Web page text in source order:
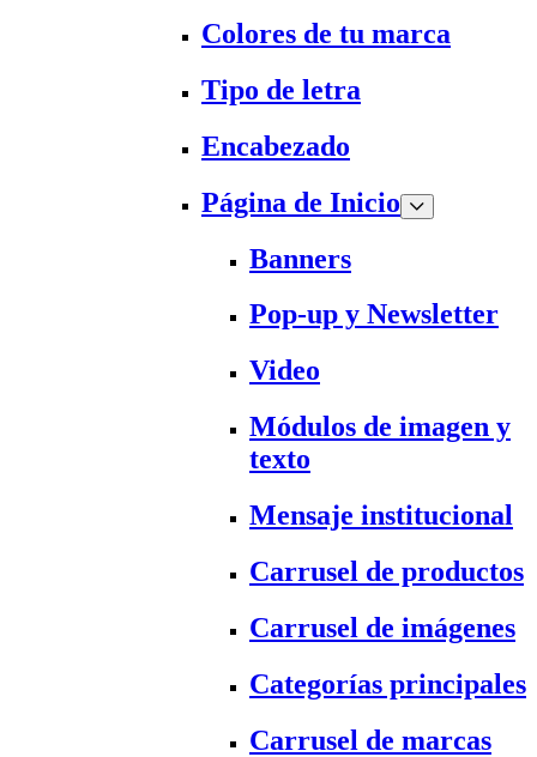
Colores de tu marca
Tipo de letra
Encabezado
Página de Inicio
Banners
Pop-up y Newsletter
Video
Módulos de imagen y
texto
Mensaje institucional
Carrusel de productos
Carrusel de imágenes
Categorías principales
Carrusel de marcas